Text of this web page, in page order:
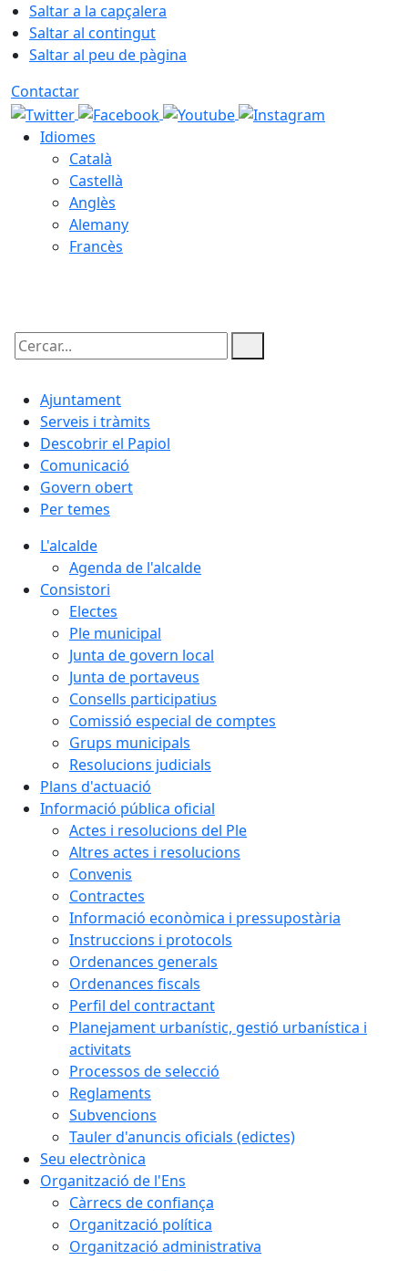
Saltar a la capçalera
Saltar al contingut
Saltar al peu de pàgina
Contactar
Idiomes
Català
Castellà
Anglès
Alemany
Francès
Cercar:
Ajuntament
Serveis i tràmits
Descobrir el Papiol
Comunicació
Govern obert
Per temes
L'alcalde
Agenda de l'alcalde
Consistori
Electes
Ple municipal
Junta de govern local
Junta de portaveus
Consells participatius
Comissió especial de comptes
Grups municipals
Resolucions judicials
Plans d'actuació
Informació pública oficial
Actes i resolucions del Ple
Altres actes i resolucions
Convenis
Contractes
Informació econòmica i pressupostària
Instruccions i protocols
Ordenances generals
Ordenances fiscals
Perfil del contractant
Planejament urbanístic, gestió urbanística i
activitats
Processos de selecció
Reglaments
Subvencions
Tauler d'anuncis oficials (edictes)
Seu electrònica
Organització de l'Ens
Càrrecs de confiança
Organització política
Organització administrativa